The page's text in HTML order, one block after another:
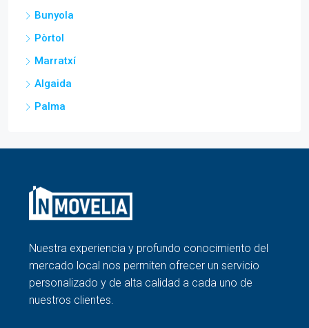
Bunyola
Pòrtol
Marratxí
Algaida
Palma
Nuestra experiencia y profundo conocimiento del
mercado local nos permiten ofrecer un servicio
personalizado y de alta calidad a cada uno de
nuestros clientes.